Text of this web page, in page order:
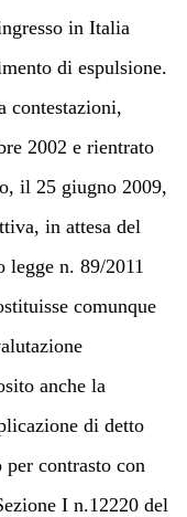
in Italia
di espulsione.
contestazioni,
2002 e rientrato
il 25 giugno 2009,
in attesa del
legge n. 89/2011
comunque
anche la
di detto
contrasto con
I n.12220 del